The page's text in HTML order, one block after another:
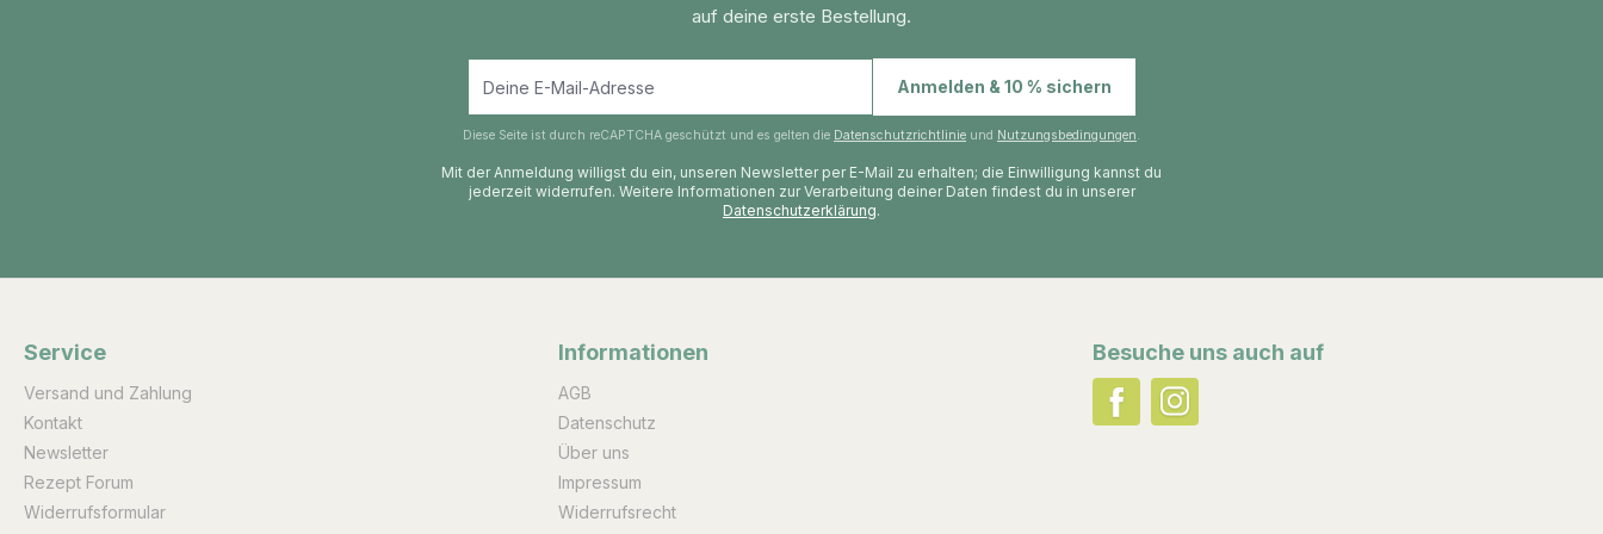
auf deine erste Bestellung.
Anmelden & 10 % sichern
Diese Seite ist durch reCAPTCHA geschützt und es gelten die Datenschutzrichtlinie und Nutzungsbedingungen.
Mit der Anmeldung willigst du ein, unseren Newsletter per E-Mail zu erhalten; die Einwilligung kannst du
jederzeit widerrufen. Weitere Informationen zur Verarbeitung deiner Daten findest du in unserer
Datenschutzerklärung.
Service
Versand und Zahlung
Kontakt
Newsletter
Rezept Forum
Widerrufsformular
Informationen
AGB
Datenschutz
Über uns
Impressum
Widerrufsrecht
Besuche uns auch auf